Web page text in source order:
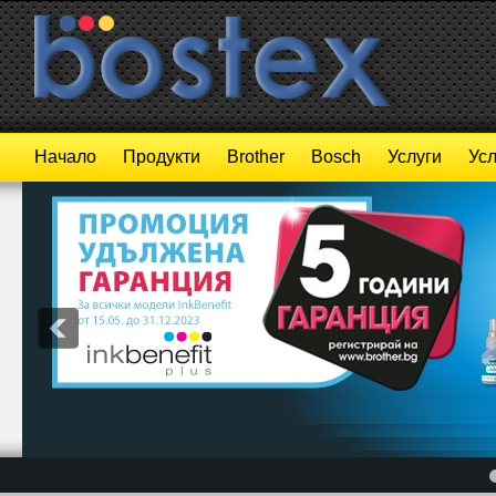
Начало Продукти Brother Bosch Услуги